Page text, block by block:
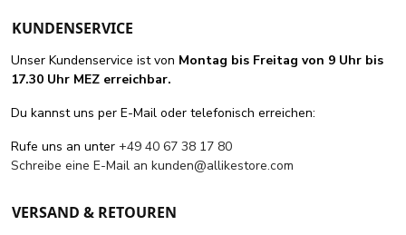
KUNDENSERVICE
Unser Kundenservice ist von Montag bis Freitag von 9 Uhr bis
17.30 Uhr MEZ erreichbar.
Du kannst uns per E-Mail oder telefonisch erreichen:
Rufe uns an unter +49 40 67 38 17 80
Schreibe eine E-Mail an kunden@allikestore.com
VERSAND & RETOUREN